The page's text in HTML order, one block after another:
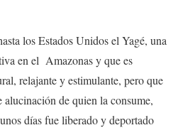
los Estados Unidos el Yagé, una
en el Amazonas y que es
relajante y estimulante, pero que
alucinación de quien la consume,
días fue liberado y deportado